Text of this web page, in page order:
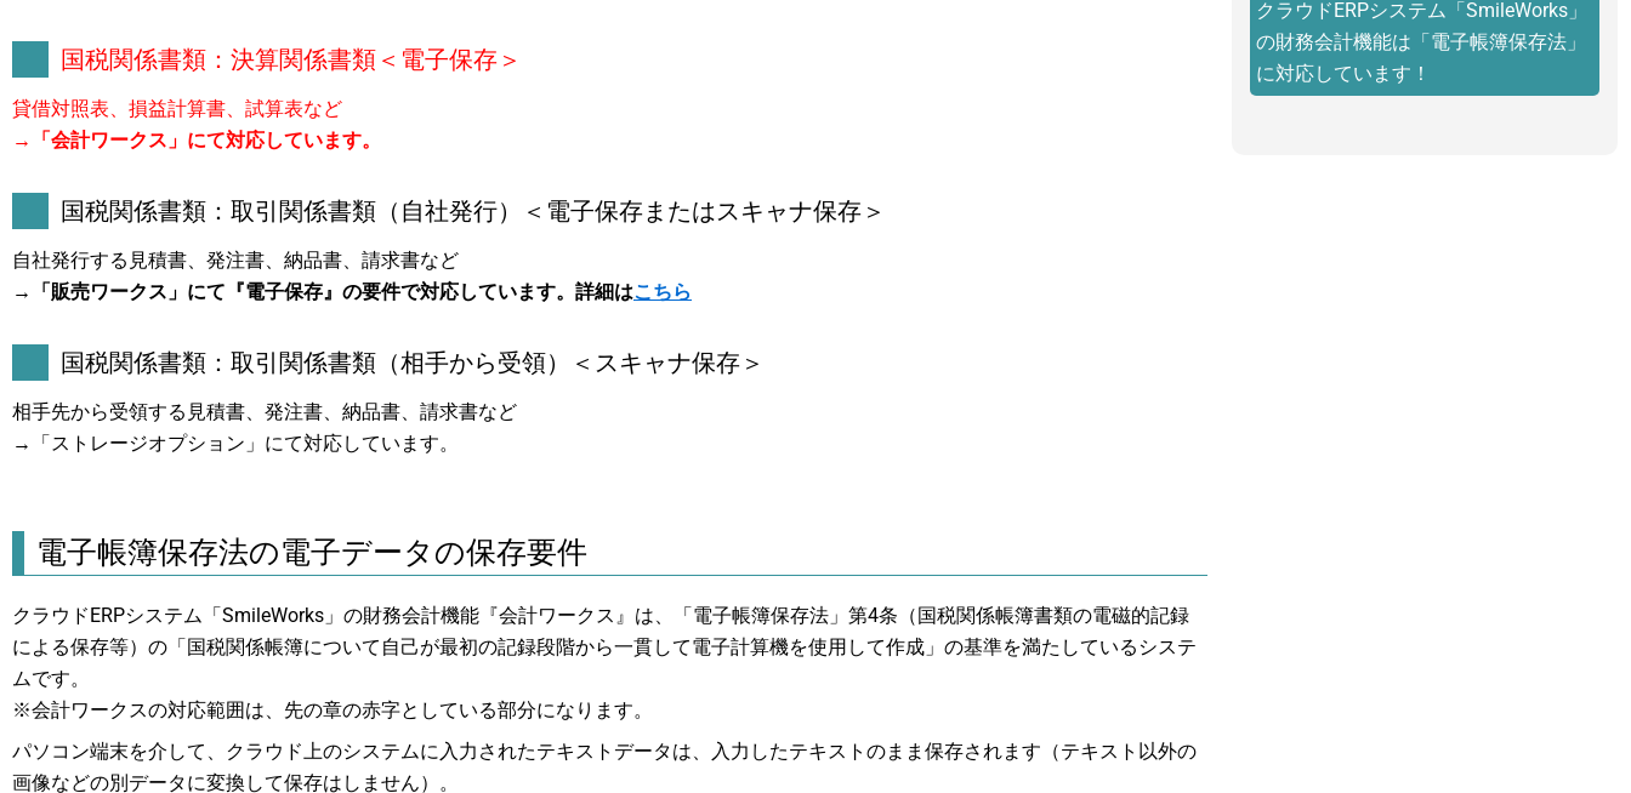
国税関係書類：決算関係書類＜電子保存＞
貸借対照表、損益計算書、試算表など
→「会計ワークス」にて対応しています。
国税関係書類：取引関係書類（自社発行）＜電子保存またはスキャナ保存＞
自社発行する見積書、発注書、納品書、請求書など
→「販売ワークス」にて『電子保存』の要件で対応しています。詳細はこちら
国税関係書類：取引関係書類（相手から受領）＜スキャナ保存＞
相手先から受領する見積書、発注書、納品書、請求書など
→「ストレージオプション」にて対応しています。
電子帳簿保存法の電子データの保存要件
クラウドERPシステム「SmileWorks」の財務会計機能『会計ワークス』は、「電子帳簿保存法」第4条（国税関係帳簿書類の電磁的記録
による保存等）の「国税関係帳簿について自己が最初の記録段階から一貫して電子計算機を使用して作成」の基準を満たしているシステ
ムです。
※会計ワークスの対応範囲は、先の章の赤字としている部分になります。
パソコン端末を介して、クラウド上のシステムに入力されたテキストデータは、入力したテキストのまま保存されます（テキスト以外の
画像などの別データに変換して保存はしません）。
クラウドERPシステム「SmileWorks」
の財務会計機能は「電子帳簿保存法」
に対応しています！